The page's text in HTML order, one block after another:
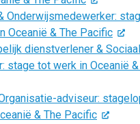
Onderwijsmedewerker:
Oceanië & The Pacific
dienstverlener & Sociaal
stage tot werk in Oceanië
adviseur:
& The Pacific